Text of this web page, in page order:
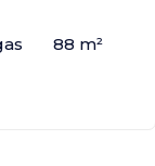
88 m²